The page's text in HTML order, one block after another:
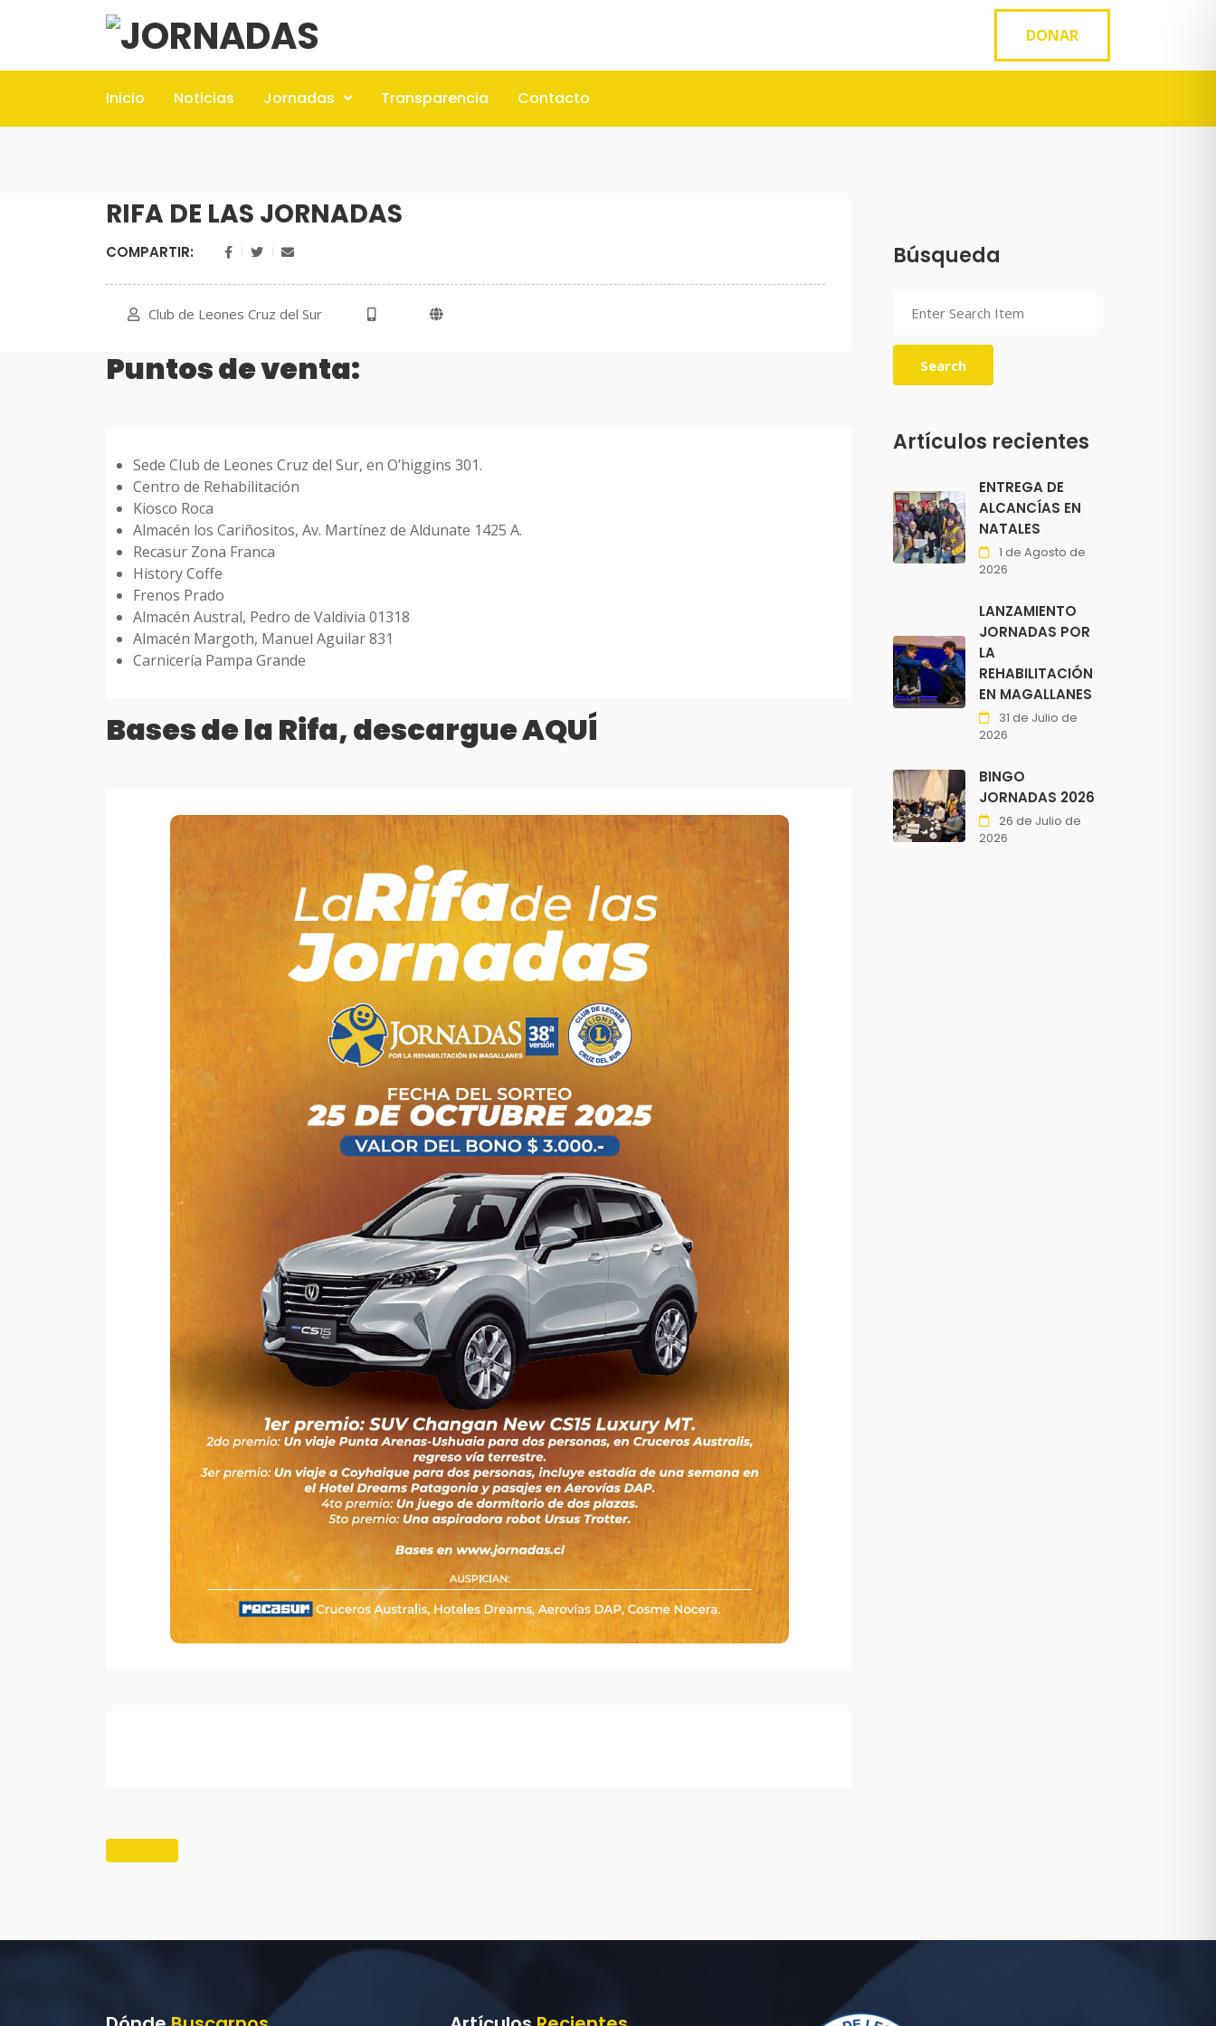
DONAR
Inicio Noticias Jornadas Transparencia Contacto
RIFA DE LAS JORNADAS
COMPARTIR:
Club de Leones Cruz del Sur
Puntos de venta:
Sede Club de Leones Cruz del Sur, en O’higgins 301.
Centro de Rehabilitación
Kiosco Roca
Almacén los Cariñositos, Av. Martínez de Aldunate 1425 A.
Recasur Zona Franca
History Coffe
Frenos Prado
Almacén Austral, Pedro de Valdivia 01318
Almacén Margoth, Manuel Aguilar 831
Carnicería Pampa Grande
Bases de la Rifa, descargueAQUÍ
Búsqueda
Search
Artículos recientes
ENTREGA DE
ALCANCÍAS EN
NATALES
1 de Agosto de
2026
LANZAMIENTO
JORNADAS POR
LA
REHABILITACIÓN
EN MAGALLANES
31 de Julio de
2026
BINGO
JORNADAS 2026
26 de Julio de
2026